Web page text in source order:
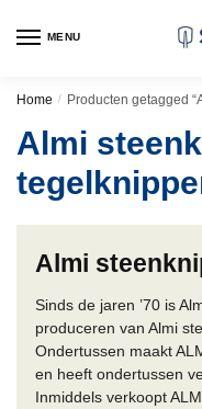
MENU
Home / Producten getagged
Almi
Almi
Sinds de jaren ’70 is
produceren van Almi
Ondertussen maakt
en heeft ondertussen
Inmiddels verkoopt